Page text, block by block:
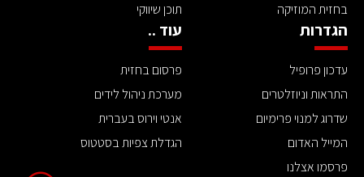
בחזית המוזיקה
תוכן שיווקי
הגדרות
עדכון פרופיל
התראות וניוזלטרים
שדרוג למנוי פרימיום
המייל האדום
פרסמו אצלנו
עוד ..
פרסום בחזית
מערכת ניהול לידים
אנטי וירוס בעברית
הגדלת צפיות בסטטוס